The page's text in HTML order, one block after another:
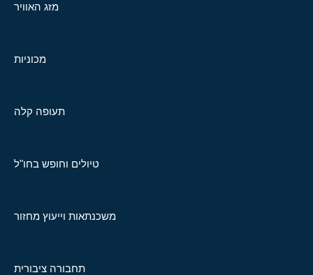
מזג האוויר
מכוניות
תעופה קלה
טיולים וחופש בחו"ל
משכנתאות וייעוץ מחזור
תחבורה ציבורית